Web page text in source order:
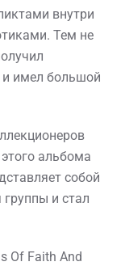
внутри
Тем не
имел большой
альбома
собой
и стал
Of Faith And